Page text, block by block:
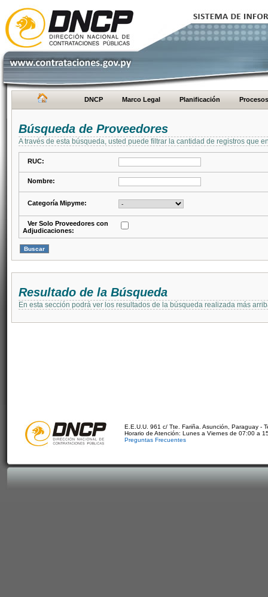
DNCP Marco Legal Planificación Procesos
Búsqueda de Proveedores
A través de esta búsqueda, usted puede filtrar la cantidad de registros que
RUC:
Nombre:
Categoría Mipyme:
Ver Solo Proveedores con
Adjudicaciones:
Resultado de la Búsqueda
En esta sección podrá ver los resultados de la búsqueda realizada más
E.E.U.U. 961 c/ Tte. Fariña. Asunción, Paraguay -
Horario de Atención: Lunes a Viernes de 07:00 a
Preguntas Frecuentes